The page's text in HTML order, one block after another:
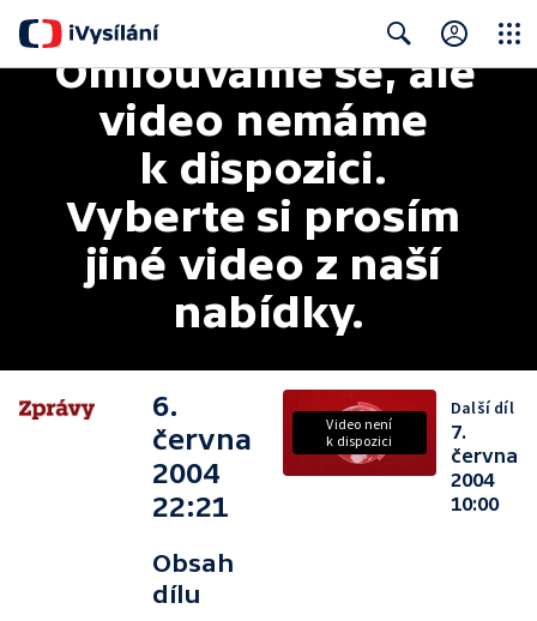
Search
Omlouváme se, ale
video nemáme
k dispozici.
Vyberte si prosím
jiné video z naší
nabídky.
6.
června
2004
22:21
Obsah
dílu
Video není
k dispozici
Další díl
7.
června
2004
10:00